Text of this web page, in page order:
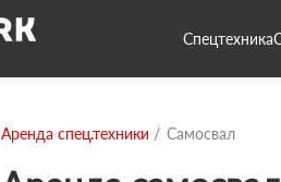
Спецтехника
Аренда спец.техники Самосвал